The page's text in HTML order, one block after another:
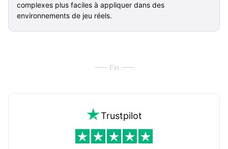
complexes plus faciles à appliquer dans des
environnements de jeu réels.
Fin
Trustpilot